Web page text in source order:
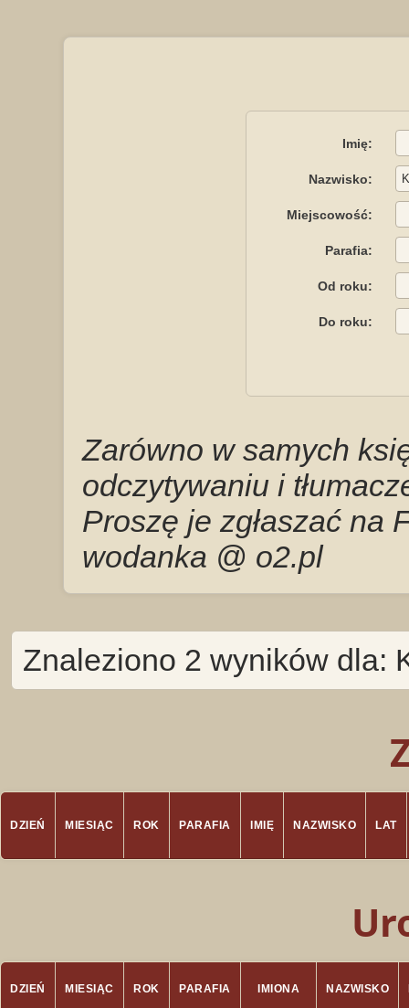
Imię:
Nazwisko:
Miejscowość:
Parafia:
Od roku:
Do roku:
Zarówno w samych
odczytywaniu i
Proszę je zgłaszać na
wodanka @ o2.pl
Znaleziono 2 wyników dla:
DZIEŃ MIESIĄC ROK PARAFIA IMIĘ NAZWISKO LAT
DZIEŃ MIESIĄC ROK PARAFIA IMIONA NAZWISKO